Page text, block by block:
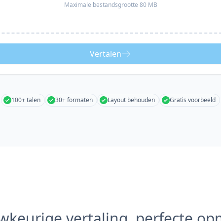
Maximale bestandsgrootte 80 MB
Vertalen
100+ talen 30+ formaten Layout behouden Gratis voorbeeld